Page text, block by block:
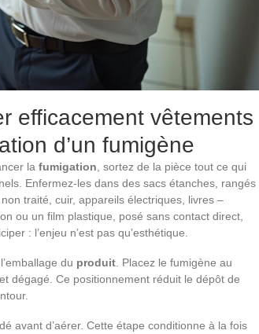
efficacement vêtements
d’un fumigène
la fumigation , sortez de la pièce tout ce qui
Enfermez-les dans des sacs étanches, rangés
traité, cuir, appareils électriques, livres –
ou un film plastique, posé sans contact direct,
: l’enjeu n’est pas qu’esthétique.
du produit . Placez le fumigène au
dégagé. Ce positionnement réduit le dépôt de
avant d’aérer. Cette étape conditionne à la fois